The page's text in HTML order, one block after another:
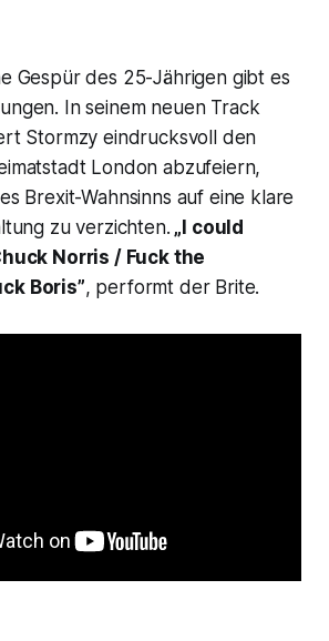
Gespür des 25-Jährigen gibt es
In seinem neuen Track
Stormzy eindrucksvoll den
London abzufeiern,
Brexit-Wahnsinns auf eine klare
zu verzichten. „I could
Norris / Fuck the
Boris”, performt der Brite.